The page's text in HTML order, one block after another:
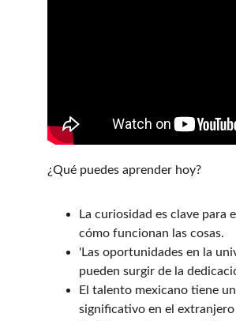
¿Qué puedes aprender hoy?
La curiosidad es clave para
cómo funcionan las cosas.
'Las oportunidades en la
pueden surgir de la
El talento mexicano tiene
significativo en el extranjero